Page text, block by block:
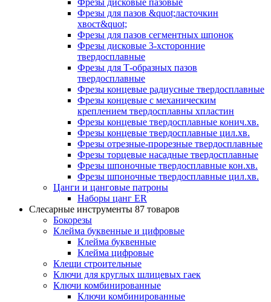
Фрезы дисковые пазовые
Фрезы для пазов &quot;ласточкин
хвост&quot;
Фрезы для пазов сегментных шпонок
Фрезы дисковые 3-хсторонние
твердосплавные
Фрезы для Т-образных пазов
твердосплавные
Фрезы концевые радиусные твердосплавные
Фрезы концевые с механическим
креплением твердосплавны хпластин
Фрезы концевые твердосплавные конич.хв.
Фрезы концевые твердосплавные цил.хв.
Фрезы отрезные-прорезные твердосплавные
Фрезы торцевые насадные твердосплавные
Фрезы шпоночные твердосплавные кон.хв.
Фрезы шпоночные твердосплавные цил.хв.
Цанги и цанговые патроны
Наборы цанг ER
Слесарные инструменты 87 товаров
Бокорезы
Клейма буквенные и цифровые
Клейма буквенные
Клейма цифровые
Клещи строительные
Ключи для круглых шлицевых гаек
Ключи комбинированные
Ключи комбинированные